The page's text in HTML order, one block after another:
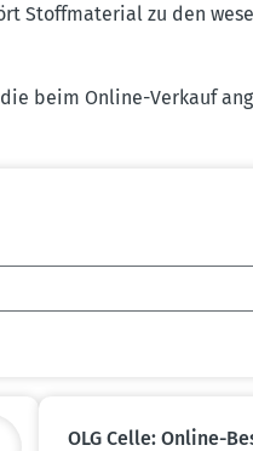
Stoff­ma­terial zu den
beim Online-Verkauf
OLG Celle: Online-